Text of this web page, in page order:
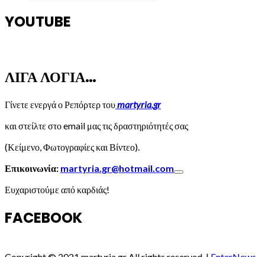
YOUTUBE
ΛΙΓΑ ΛΟΓΙΑ…
Γίνετε ενεργά ο Ρεπόρτερ τουmartyria.gr
και στείλτε στο email μας τις δραστηριότητές σας
(Κείμενο, Φωτογραφίες και Βίντεο).
Επικοινωνία: martyria.gr@hotmail.com
Ευχαριστούμε από καρδιάς!
FACEBOOK